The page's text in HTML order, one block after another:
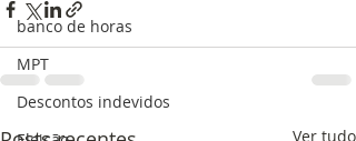
banco de horas
MPT
Descontos indevidos
Ver tudo